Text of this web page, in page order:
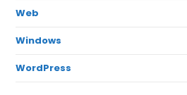
Web
Windows
WordPress